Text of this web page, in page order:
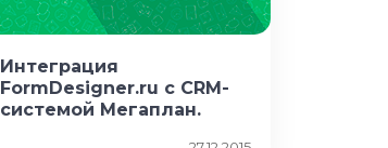
Интеграция
FormDesigner.ru с CRM-
системой Мегаплан.